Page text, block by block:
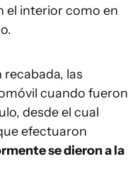
el interior como en
las
cuando fueron
desde el cual
efectuaron
se dieron a la